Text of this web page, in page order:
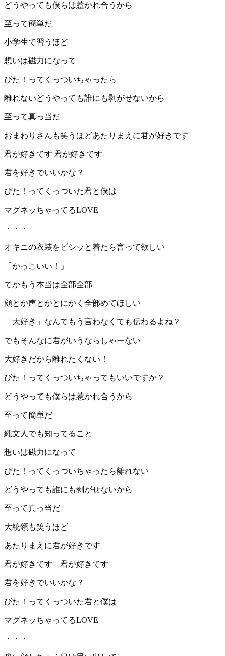
どうやっても僕らは惹かれ合うから
至って簡単だ
小学生で習うほど
想いは磁力になって
ぴた！ってくっついちゃったら
離れないどうやっても誰にも剥がせないから
至って真っ当だ
おまわりさんも笑うほどあたりまえに君が好きです
君が好きです 君が好きです
君を好きでいいかな？
ぴた！ってくっついた君と僕は
マグネッちゃってるLOVE
・・・
オキニの衣装をビシッと着たら言って欲しい
「かっこいい！」
てかもう本当は全部全部
顔とか声とかとにかく全部めてほしい
「大好き」なんてもう言わなくても伝わるよね？
でもそんなに君がいうならしゃーない
大好きだから離れたくない！
ぴた！ってくっついちゃってもいいですか？
どうやっても僕らは惹かれ合うから
至って簡単だ
縄文人でも知ってること
想いは磁力になって
ぴた！ってくっついちゃったら離れない
どうやっても誰にも剥がせないから
至って真っ当だ
大統領も笑うほど
あたりまえに君が好きです
君が好きです 君が好きです
君を好きでいいかな？
ぴた！ってくっついた君と僕は
マグネッちゃってるLOVE
・・・